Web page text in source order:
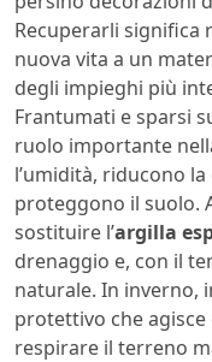
Recuperarli significa
nuova vita a un
degli impieghi più
Frantumati e sparsi
ruolo importante
l’umidità, riducono
proteggono il suolo.
sostituire l’argilla
drenaggio e, con il
naturale. In inverno,
protettivo che
respirare il terreno